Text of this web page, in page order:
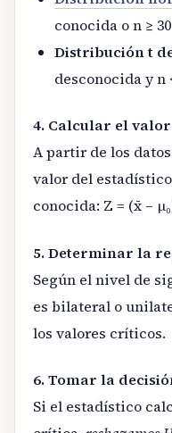
conocida o n ≥ 30
Distribución t
desconocida y n
4. Calcular el
A partir de los
valor del
conocida: Z = (x̄ –
5. Determinar la
Según el nivel de
es bilateral o
los valores críticos.
6. Tomar la
Si el estadístico